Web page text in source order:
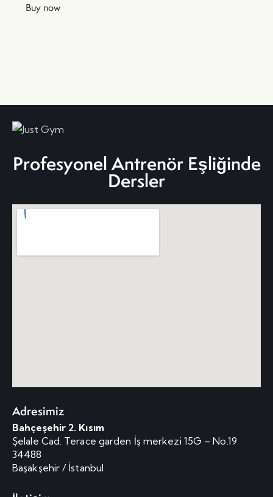
Buy now
Profesyonel Antrenör Eşliğinde
Dersler
Adresimiz
Bahçeşehir 2. Kısım
Şelale Cad. Terace garden İş merkezi 15G – No.19
34488
Başakşehir / İstanbul